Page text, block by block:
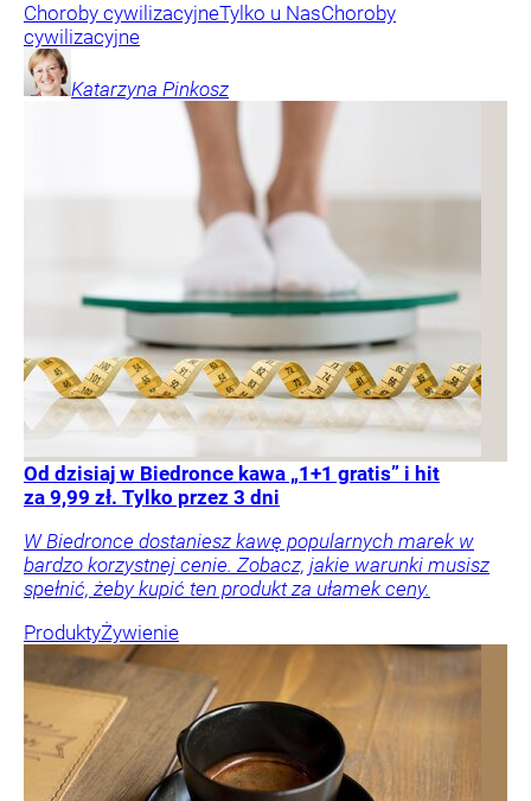
Choroby cywilizacyjneTylko u NasChoroby
cywilizacyjne
Katarzyna Pinkosz
Od dzisiaj w Biedronce kawa „1+1 gratis” i hit
za 9,99 zł. Tylko przez 3 dni
W Biedronce dostaniesz kawę popularnych marek w
bardzo korzystnej cenie. Zobacz, jakie warunki musisz
spełnić, żeby kupić ten produkt za ułamek ceny.
ProduktyŻywienie